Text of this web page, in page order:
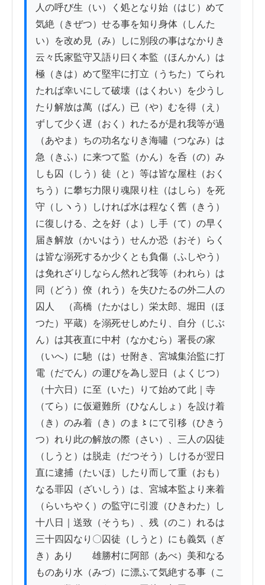
人の呼び生（い）く処となり始（はじ）めて
気絶（きぜつ）せる事を知り身体（しんた
い）を改め見（み）しに別段の事はなかりき
云々氏家監守又語り曰く本監（ほんかん）は
極（きは）めて堅牢に打立（うちた）てられ
たれば幸いにして破壊（はくわい）を少うし
たり解放は萬（ばん）已（や）むを得（え）
ずして少く遅（おく）れたるが是れ我等が過
（あやま）ちの功名なりき海嘯（つなみ）は
急（きふ）に来つて監（かん）を呑（の）み
しも囚（しう）徒（と）等は皆な屋柱（おく
ちう）に攀ぢ力限り魂限り柱（はしら）を死
守（しヽう）しければ水は程なく舊（きう）
に復しける、之を好（よ）し手（て）の早く
届き解放（かいはう）せんか恐（おそ）らく
は皆な溺死するか少くとも負傷（ふしやう）
は免れざりしならん然れど我等（われら）は
同（どう）僚（れう）を失ひたるの外二人の
囚人　（高橋（たかはし）栄太郎、堀田（ほ
つた）平蔵）を溺死せしめたり、自分（じぶ
ん）は其夜直に中村（なかむら）署長の家
（いへ）に馳（は）せ附き、宮城集治監に打
電（だでん）の運びを為し翌日（よくじつ）
（十六日）に至（いた）りて始めて此｜寺
（てら）に仮避難所（ひなんしょ）を設け着
（き）のみ着（き）のま〻にて引移（ひきう
つ）れり此の解放の際（さい）、三人の囚徒
（しうと）は脱走（だつそう）しけるが翌日
直に逮捕（たいほ）したり而して重（おも）
なる罪囚（ざいしう）は、宮城本監より来着
（らいちやく）の監守に引渡（ひきわた）し
十八日｜送致（そうち）、残（のこ）れるは
三十四囚なり〇囚徒（しうと）にも義気（ぎ
き）あり　　雄勝村に阿部（あべ）美和なる
ものあり水（みづ）に漂ふて気絶する事（こ